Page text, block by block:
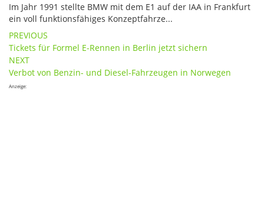
Im Jahr 1991 stellte BMW mit dem E1 auf der IAA in Frankfurt
ein voll funktionsfähiges Konzeptfahrze...
Post
navigation
PREVIOUS
Tickets für Formel E-Rennen in Berlin jetzt sichern
NEXT
Verbot von Benzin- und Diesel-Fahrzeugen in Norwegen
Anzeige: